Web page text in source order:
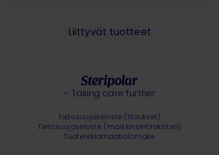
Liittyvät tuotteet
– Taking care further
Tietosuojaseloste (tilaukset)
Tietosuojaseloste (markkinointirekisteri)
Tuotereklamaatiolomake